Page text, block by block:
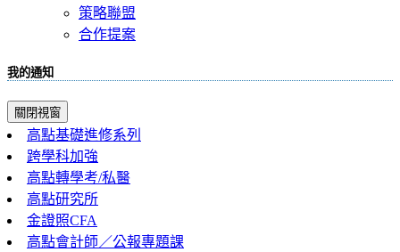
策略聯盟
合作提案
我的通知
關閉視窗
高點基礎進修系列
跨學科加強
高點轉學考/私醫
高點研究所
金證照CFA
高點會計師／公報專題課